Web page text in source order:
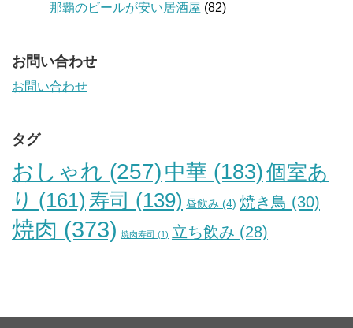
那覇のビールが安い居酒屋 (82)
お問い合わせ
お問い合わせ
タグ
おしゃれ (257) 中華 (183)個室あ
り (161) 寿司 (139) 昼飲み (4) 焼き鳥 (30)
焼肉 (373) 焼肉寿司 (1) 立ち飲み (28)